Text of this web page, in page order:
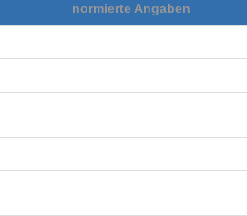
normierte Angaben